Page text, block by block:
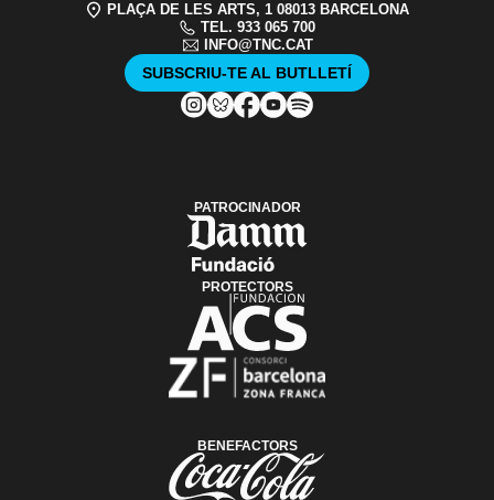
PLAÇA DE LES ARTS, 1 08013 BARCELONA
TEL. 933 065 700
INFO@TNC.CAT
SUBSCRIU-TE AL BUTLLETÍ
PATROCINADOR
PROTECTORS
BENEFACTORS